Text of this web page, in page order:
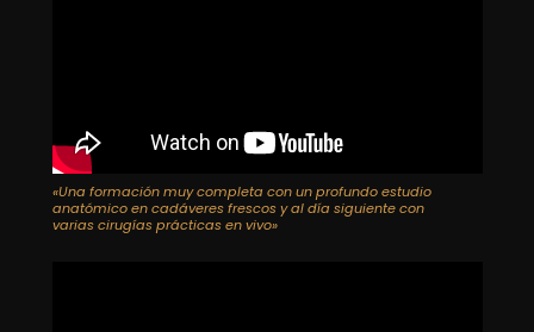
«Una formación muy completa con un profundo estudio
anatómico en cadáveres frescos y al día siguiente con
varias cirugías prácticas en vivo»